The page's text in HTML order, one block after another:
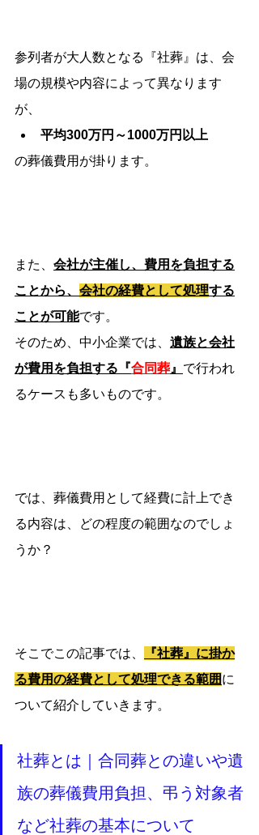
参列者が大人数となる『社葬』は、会
場の規模や内容によって異なります
が、
平均300万円～1000万円以上
の葬儀費用が掛ります。
また、 会社が主催し、費用を負担する
ことから、 会社の経費として処理する
ことが可能です。
そのため、中小企業では、 遺族と会社
が費用を負担する『合同葬 』 で行われ
るケースも多いものです。
では、葬儀費用として経費に計上でき
る内容は、どの程度の範囲なのでしょ
うか？
そこでこの記事では、
『社葬』に掛か
る費用の経費として処理できる範囲に
ついて紹介していきます。
社葬とは｜合同葬との違いや遺
族の葬儀費用負担、弔う対象者
など社葬の基本について